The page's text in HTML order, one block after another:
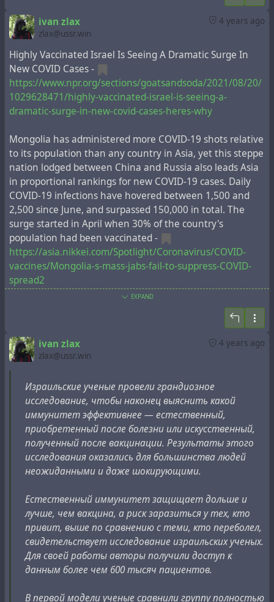
Не устаю повторять, что оне ничего не скрывают.
Visit the FDA website
diagnostic methods. For a summary of the
performance of FDA-authorized molecular methods
with an FDA reference panel,
visit this page.
In preparation for this change, CDC recommends
clinical laboratories and testing sites that have been
using the CDC 2019-nCoV RT-PCR assay select and
begin their transition to another FDA-authorized
COVID-19 test. CDC encourages laboratories to
consider adoption of a multiplexed method that can
facilitate detection and differentiation of SARS-CoV-2
and influenza viruses. Such assays can facilitate
continued testing for both influenza and SARS-CoV-2
and can save both time and resources as we head into
influenza season. Laboratories and testing sites
should validate and verify their selected assay within
their facility before beginning clinical testing.
4 years ago
ivan zlax
zlax@ussr.win
Highly Vaccinated Israel Is Seeing A Dramatic Surge In
New COVID Cases -
https://www.npr.org/sections/goatsandsoda/2021/08/20/
1029628471/highly-vaccinated-israel-is-seeing-a-
dramatic-surge-in-new-covid-cases-heres-why
Mongolia has administered more COVID-19 shots relative
to its population than any country in Asia, yet this steppe
nation lodged between China and Russia also leads Asia
in proportional rankings for new COVID-19 cases. Daily
COVID-19 infections have hovered between 1,500 and
2,500 since June, and surpassed 150,000 in total. The
surge started in April when 30% of the country's
population had been vaccinated -
https://asia.nikkei.com/Spotlight/Coronavirus/COVID-
vaccines/Mongolia-s-mass-jabs-fail-to-suppress-COVID-
spread2
Iceland: COVID surges in one of world’s most vaccinated
https://www1.racgp.org.au/newsgp/clinical/covid-surges-
in-one-of-world-s-most-vaccinated-nat
As of April 2021, Gibraltar is the first territory where
enough of the population has been vaccinated to
achieve herd immunity. However, cases spiked again in
July to the point that over 100 active cases were detected
by 15 July, the highest since February. -
https://en.wikipedia.org/wiki/COVID-
19_pandemic_in_Gibraltar
United Arab Emirates, Seychelles, Mongolia, Uruguay and
Chile - Six vaccinated countries have high Covid infection
rates -
https://www.cnbc.com/2021/07/08/five-
vaccinated-countries-with-high-covid-rates-rely-on-china-
vaccines.html
EXPAND
4 years ago
ivan zlax
zlax@ussr.win
Израильские ученые провели грандиозное
исследование, чтобы наконец выяснить какой
иммунитет эффективнее — естественный,
приобретенный после болезни или искусственный,
полученный после вакцинации. Результаты этого
исследования оказались для большинства людей
неожиданными и даже шокирующими.
Естественный иммунитет защищает дольше и
лучше, чем вакцина, а риск заразиться у тех, кто
привит, выше по сравнению с теми, кто переболел,
свидетельствует исследование израильских ученых.
Для своей работы авторы получили доступ к
данным более чем 600 тысяч пациентов.
В первой модели ученые сравнили группу полностью